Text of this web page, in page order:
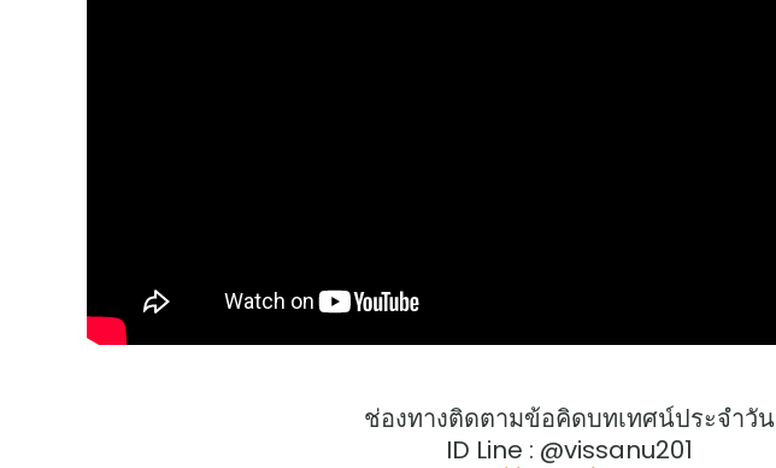
ช่องทางติดตามข้อคิดบทเทศน์ประจำวัน
ID Line : @vissanu201